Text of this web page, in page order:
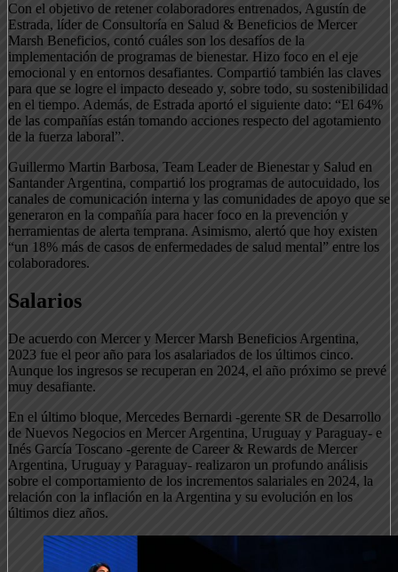
Con el objetivo de retener colaboradores entrenados, Agustín de
Estrada, líder de Consultoría en Salud & Beneficios de Mercer
Marsh Beneficios, contó cuáles son los desafíos de la
implementación de programas de bienestar. Hizo foco en el eje
emocional y en entornos desafiantes. Compartió también las claves
para que se logre el impacto deseado y, sobre todo, su sostenibilidad
en el tiempo. Además, de Estrada aportó el siguiente dato: “El 64%
de las compañías están tomando acciones respecto del agotamiento
de la fuerza laboral”.
Guillermo Martin Barbosa, Team Leader de Bienestar y Salud en
Santander Argentina, compartió los programas de autocuidado, los
canales de comunicación interna y las comunidades de apoyo que se
generaron en la compañía para hacer foco en la prevención y
herramientas de alerta temprana. Asimismo, alertó que hoy existen
“un 18% más de casos de enfermedades de salud mental” entre los
colaboradores.
Salarios
De acuerdo con Mercer y Mercer Marsh Beneficios Argentina,
2023 fue el peor año para los asalariados de los últimos cinco.
Aunque los ingresos se recuperan en 2024, el año próximo se prevé
muy desafiante.
En el último bloque, Mercedes Bernardi -gerente SR de Desarrollo
de Nuevos Negocios en Mercer Argentina, Uruguay y Paraguay- e
Inés García Toscano -gerente de Career & Rewards de Mercer
Argentina, Uruguay y Paraguay- realizaron un profundo análisis
sobre el comportamiento de los incrementos salariales en 2024, la
relación con la inflación en la Argentina y su evolución en los
últimos diez años.